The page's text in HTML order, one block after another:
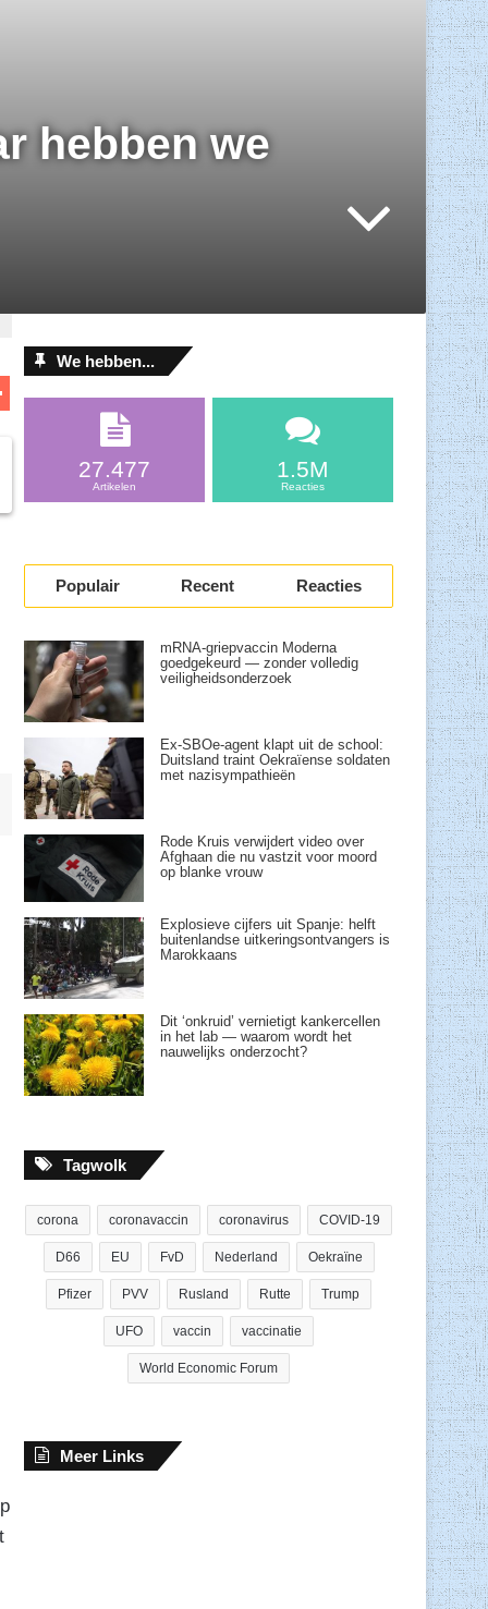
hebben we
D
n
We hebben...
27.477
Artikelen
1.5M
Reacties
Populair Recent Reacties
mRNA-griepvaccin Moderna
goedgekeurd — zonder volledig
veiligheidsonderzoek
Ex-SBOe-agent klapt uit de school:
Duitsland traint Oekraïense soldaten
met nazisympathieën
Rode Kruis verwijdert video over
Afghaan die nu vastzit voor moord
op blanke vrouw
Explosieve cijfers uit Spanje: helft
buitenlandse uitkeringsontvangers is
Marokkaans
Dit ‘onkruid’ vernietigt kankercellen
in het lab — waarom wordt het
nauwelijks onderzocht?
Tagwolk
corona coronavaccin coronavirus COVID-19
D66 EU FvD Nederland Oekraïne
Pfizer PVV Rusland Rutte Trump
UFO vaccin vaccinatie
World Economic Forum
Meer Links